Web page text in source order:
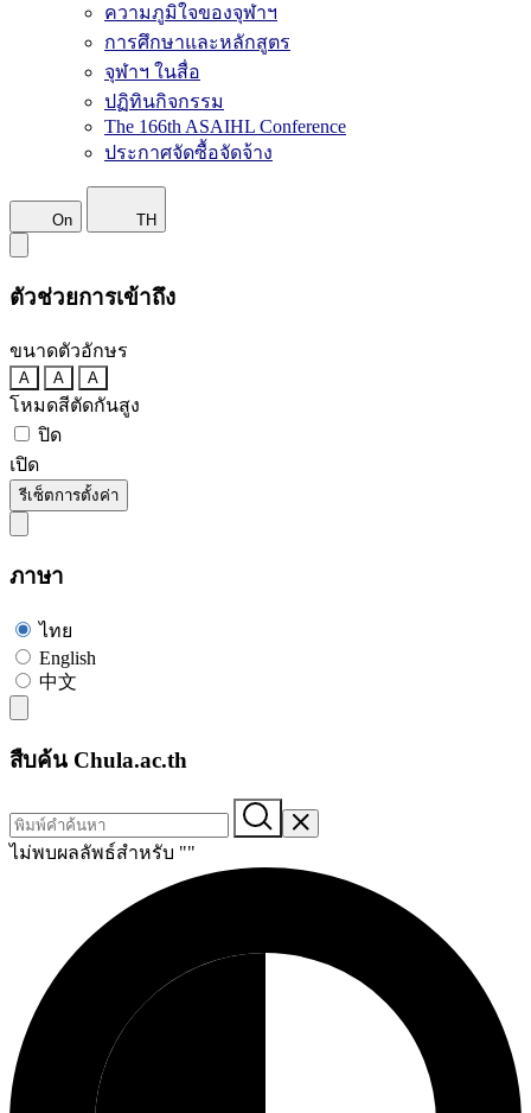
ความภูมิใจของจุฬาฯ
การศึกษาและหลักสูตร
จุฬาฯ ในสื่อ
ปฏิทินกิจกรรม
The 166th ASAIHL Conference
ประกาศจัดซื้อจัดจ้าง
On TH
ตัวช่วยการเข้าถึง
ขนาดตัวอักษร
A A A
โหมดสีตัดกันสูง
ปิด
เปิด
รีเซ็ตการตั้งค่า
ภาษา
ไทย
English
中文
สืบค้น Chula.ac.th
ไม่พบผลลัพธ์สำหรับ ""